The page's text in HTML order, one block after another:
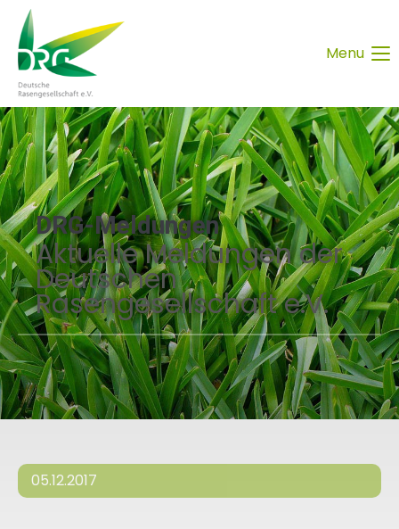
Menu
DRG-Meldungen
Aktuelle Meldungen der
Deutschen
Rasengesellschaft e.V.
05.12.2017